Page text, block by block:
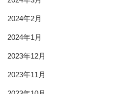
2024年2月
2024年1月
2023年12月
2023年11月